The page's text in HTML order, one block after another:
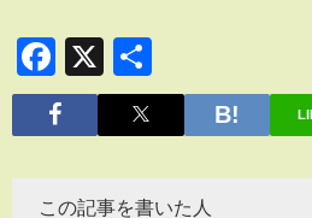
Facebook
X
有
この記事を書いた人